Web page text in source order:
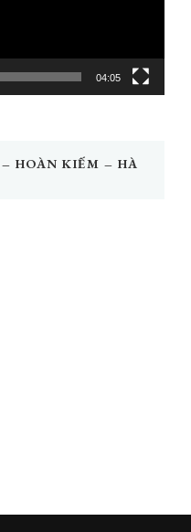
04:05
HOÀN KIẾM – HÀ